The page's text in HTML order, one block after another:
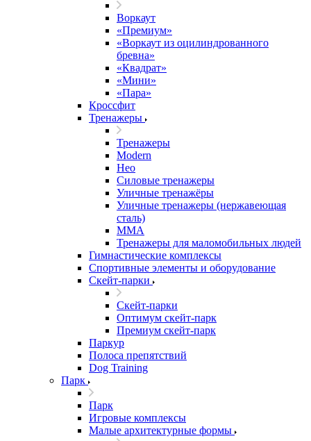
Воркаут
«Премиум»
«Воркаут из оцилиндрованного
бревна»
«Квадрат»
«Мини»
«Пара»
Кроссфит
Тренажеры
Тренажеры
Modern
Нео
Силовые тренажеры
Уличные тренажёры
Уличные тренажеры (нержавеющая
сталь)
ММА
Тренажеры для маломобильных людей
Гимнастические комплексы
Спортивные элементы и оборудование
Скейт-парки
Скейт-парки
Оптимум скейт-парк
Премиум скейт-парк
Паркур
Полоса препятствий
Dog Training
Парк
Парк
Игровые комплексы
Малые архитектурные формы